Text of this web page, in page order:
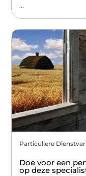
...
Particuliere
Doe voor een
op deze